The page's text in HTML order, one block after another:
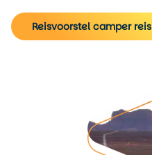
Reisvoorstel camper reis